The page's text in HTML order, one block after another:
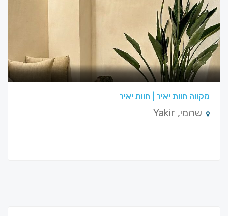
מקווה חוות יאיר | חוות יאיר
שהמי, Yakir